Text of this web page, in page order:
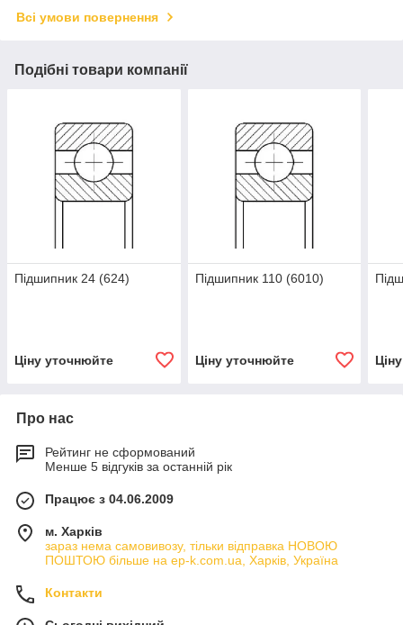
Всі умови повернення
Подібні товари компанії
Підшипник 24 (624)
Ціну уточнюйте
Підшипник 110 (6010)
Ціну уточнюйте
Про нас
Рейтинг не сформований
Менше 5 відгуків за останній рік
Працює з 04.06.2009
м. Харків
зараз нема самовивозу, тільки відправка НОВОЮ
ПОШТОЮ більше на ep-k.com.ua, Харків, Україна
Контакти